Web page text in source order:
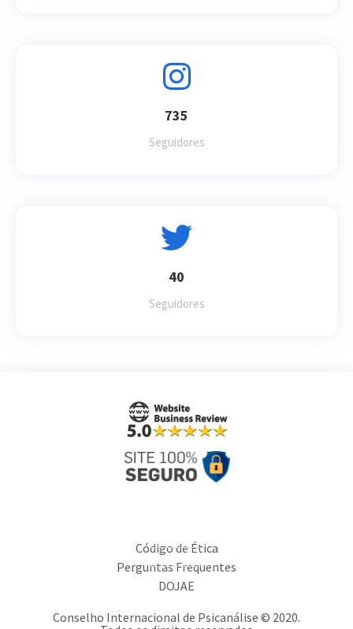
735
Seguidores
40
Seguidores
Código de Ética
Perguntas Frequentes
DOJAE
Conselho Internacional de Psicanálise © 2020.